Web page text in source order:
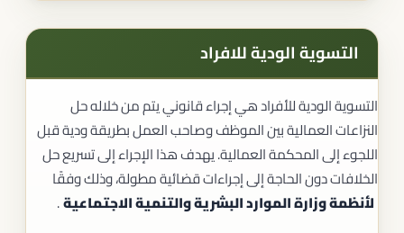
التسوية الودية للافراد
التسوية الودية للأفراد هي إجراء قانوني يتم من خلاله حل
النزاعات العمالية بين الموظف وصاحب العمل بطريقة ودية قبل
اللجوء إلى المحكمة العمالية. يهدف هذا الإجراء إلى تسريع حل
الخلافات دون الحاجة إلى إجراءات قضائية مطولة، وذلك وفقًا
لأنظمة وزارة الموارد البشرية والتنمية الاجتماعية.